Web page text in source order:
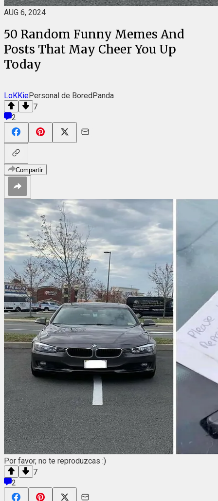
AUG 6, 2024
50 Random Funny Memes And
Posts That May Cheer You Up
Today
LoKKiePersonal de BoredPanda
7
2
Compartir
Por favor, no te reproduzcas :)
7
2